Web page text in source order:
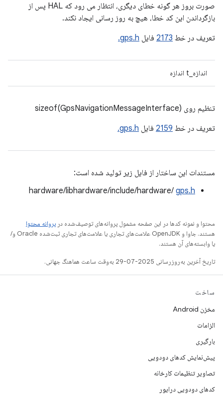
صورت بروز هر گونه خطای دیگری، انتظار می رود که HAL پس از
بازگرداندن این کد خطا، هیچ به روز رسانی ایجاد نکند.
تعریف در خط 2173 فایل gps.h.
اندازه_t اندازه
تنظیم روی sizeof(GpsNavigationMessageInterface)
تعریف در خط 2159 فایل gps.h.
مستندات این ساختار از فایل زیر تولید شده است:
hardware/libhardware/include/hardware/ gps.h
محتوا و نمونه کدها در این صفحه مشمول پروانه‌های توصیف‌شده در پروانه محتوا
هستند. جاوا و OpenJDK علامت‌های تجاری یا علامت‌های تجاری ثبت‌شده Oracle و/
یا وابسته‌های آن هستند.
تاریخ آخرین به‌روزرسانی 2025-07-29 به‌وقت ساعت هماهنگ جهانی.
ساخت
مخزن Android
الزامات
بارگیری
پیش‌نمایش کدهای دودویی
تصاویر تنظیمات کارخانه
کدهای دودویی درایور